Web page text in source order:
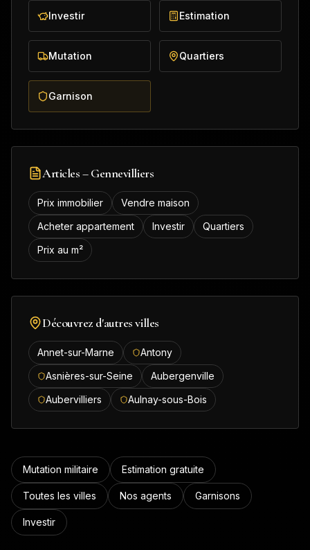
Investir Estimation
Mutation Quartiers
Garnison
Articles –Gennevilliers
Prix immobilier
Vendre maison
Acheter appartement
Investir
Quartiers
Prix au m²
Découvrez d'autres villes
Annet-sur-Marne
Antony
Asnières-sur-Seine
Aubergenville
Aubervilliers
Aulnay-sous-Bois
Mutation militaire Estimation gratuite
Toutes les villes Nos agents Garnisons
Investir